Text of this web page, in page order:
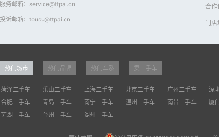
服务邮箱：service@ttpai.cn
投诉邮箱：tousu@ttpai.cn
合作
门店
热门城市 热门品牌 热门车系 卖二手车
菏泽二手车 乐山二手车 上海二手车 北京二手车 广州二手车
深
合肥二手车
青岛二手车 南宁二手车 温州二手车 南昌二手车
厦
芜湖二手车
台州二手车 湖州二手车